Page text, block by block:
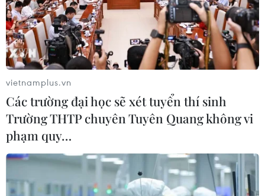
09/07/2014 23:28
Hai cú đá hỏng của Ron Vlaar và Schneider đã khiến
đội tuyển Hà Lan phải sớm nói lời chia tay ngày hội
bóng đá lớn nhất hành tinh.
vietnamplus.vn
Các trường đại học sẽ xét tuyển thí sinh
Trường THTP chuyên Tuyên Quang không vi
phạm quy…